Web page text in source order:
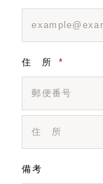
住 所 *
備考